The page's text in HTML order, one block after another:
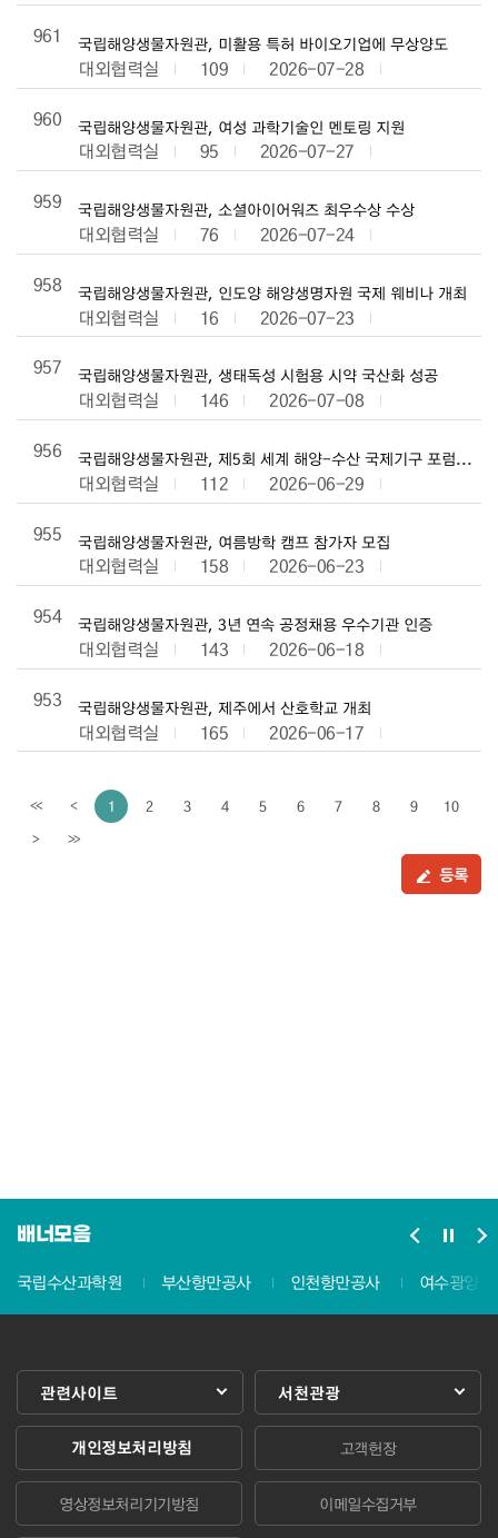
961
국립해양생물자원관, 미활용 특허 바이오기업에 무상양도
대외협력실 109
2026-07-28
960
국립해양생물자원관, 여성 과학기술인 멘토링 지원
대외협력실 95
2026-07-27
959
국립해양생물자원관, 소셜아이어워즈 최우수상 수상
대외협력실 76
2026-07-24
958
국립해양생물자원관, 인도양 해양생명자원 국제 웨비나 개최
대외협력실 16
2026-07-23
957
국립해양생물자원관, 생태독성 시험용 시약 국산화 성공
대외협력실 146
2026-07-08
956
국립해양생물자원관, 제5회 세계 해양-수산 국제기구 포럼 개최
대외협력실 112
2026-06-29
955
국립해양생물자원관, 여름방학 캠프 참가자 모집
대외협력실 158
2026-06-23
954
국립해양생물자원관, 3년 연속 공정채용 우수기관 인증
대외협력실 143
2026-06-18
953
국립해양생물자원관, 제주에서 산호학교 개최
대외협력실 165 2026-06-17
<< <이전페이지
1 2 3 4 5 6 7 8 9 10
>다음페이지
>>
등록
배너모음
국립수산과학원
부산항만공사 인천항만공사 여수광양
개인정보처리방침 고객헌장
영상정보처리기기방침 이메일수집거부
관련사이트 서천관광